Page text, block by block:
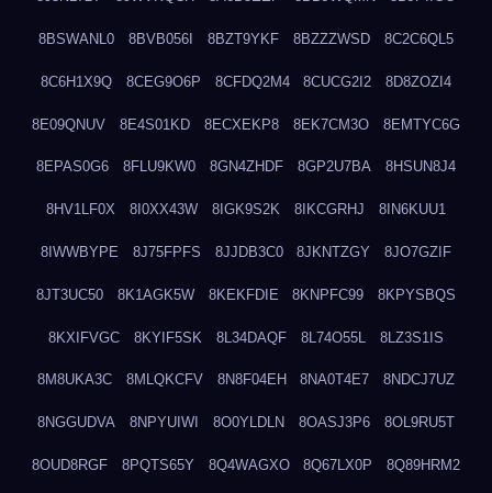
8BSWANL0 8BVB056I 8BZT9YKF 8BZZZWSD 8C2C6QL5
8C6H1X9Q 8CEG9O6P 8CFDQ2M4 8CUCG2I2 8D8ZOZI4
8E09QNUV 8E4S01KD 8ECXEKP8 8EK7CM3O 8EMTYC6G
8EPAS0G6 8FLU9KW0 8GN4ZHDF 8GP2U7BA 8HSUN8J4
8HV1LF0X 8I0XX43W 8IGK9S2K 8IKCGRHJ 8IN6KUU1
8IWWBYPE 8J75FPFS 8JJDB3C0 8JKNTZGY 8JO7GZIF
8JT3UC50 8K1AGK5W 8KEKFDIE 8KNPFC99 8KPYSBQS
8KXIFVGC 8KYIF5SK 8L34DAQF 8L74O55L 8LZ3S1IS
8M8UKA3C 8MLQKCFV 8N8F04EH 8NA0T4E7 8NDCJ7UZ
8NGGUDVA 8NPYUIWI 8O0YLDLN 8OASJ3P6 8OL9RU5T
8OUD8RGF 8PQTS65Y 8Q4WAGXO 8Q67LX0P 8Q89HRM2